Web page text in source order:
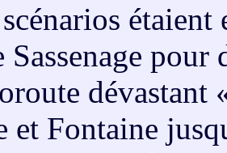
Sassenage
dévastant
et Fontaine